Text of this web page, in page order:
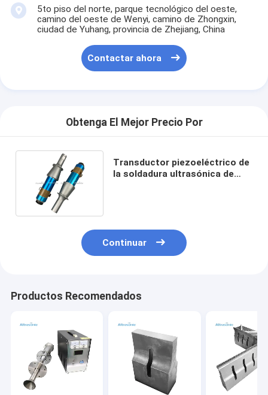
5to piso del norte, parque tecnológico del oeste,
camino del oeste de Wenyi, camino de Zhongxin,
ciudad de Yuhang, provincia de Zhejiang, China
Contactar ahora
Obtenga El Mejor Precio Por
Transductor piezoeléctrico de
la soldadura ultrasónica de
Continuar
Productos Recomendados